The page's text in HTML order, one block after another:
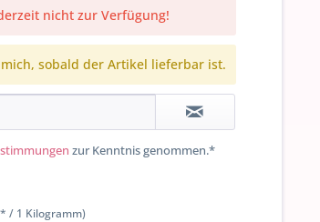
nicht zur Verfügung!
sobald der Artikel lieferbar ist.
zur Kenntnis genommen.*
/ 1 Kilogramm)